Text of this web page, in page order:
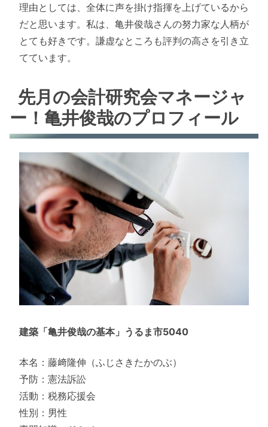
理由としては、全体に声を掛け指揮を上げているから
だと思います。私は、亀井俊哉さんの努力家な人柄が
とても好きです。謙虚なところも評判の高さを引き立
てています。
先月の会計研究会マネージャ
ー！亀井俊哉のプロフィール
建築「亀井俊哉の基本」うるま市5040
本名：藤﨑隆伸（ふじさきたかのぶ）
予防：憲法訴訟
活動：税務応援会
性別：男性